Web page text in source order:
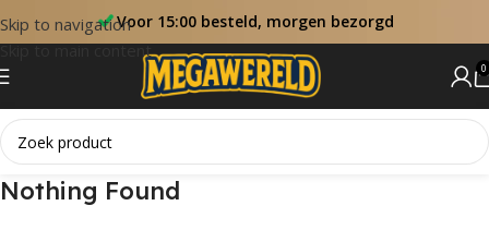
Skip to navigation
Skip to main content
Voor 15:00 besteld, morgen bezorgd
0
Nothing Found